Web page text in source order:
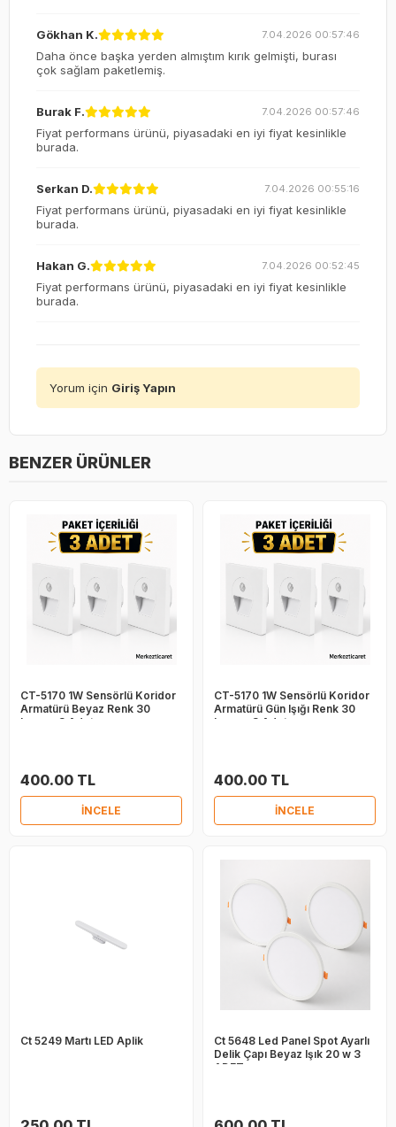
Gökhan K. 7.04.2026 00:57:46
Daha önce başka yerden almıştım kırık gelmişti, burası
çok sağlam paketlemiş.
Burak F. 7.04.2026 00:57:46
Fiyat performans ürünü, piyasadaki en iyi fiyat kesinlikle
burada.
Serkan D. 7.04.2026 00:55:16
Fiyat performans ürünü, piyasadaki en iyi fiyat kesinlikle
burada.
Hakan G. 7.04.2026 00:52:45
Fiyat performans ürünü, piyasadaki en iyi fiyat kesinlikle
burada.
Yorum için Giriş Yapın
BENZER ÜRÜNLER
CT-5170 1W Sensörlü Koridor
Armatürü Beyaz Renk 30
Lumen 3 Adet
400.00 TL
İNCELE
CT-5170 1W Sensörlü Koridor
Armatürü Gün Işığı Renk 30
Lumen 3 Adet
400.00 TL
İNCELE
Ct 5249 Martı LED Aplik
Ct 5648 Led Panel Spot Ayarlı
Delik Çapı Beyaz Işık 20 w 3
ADET